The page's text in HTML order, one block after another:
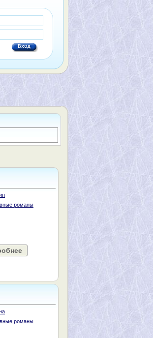
романы
романы